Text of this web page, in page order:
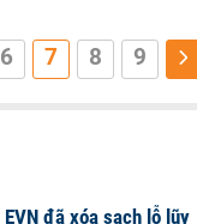
6 7 8 9
EVN đã xóa sạch lỗ lũy